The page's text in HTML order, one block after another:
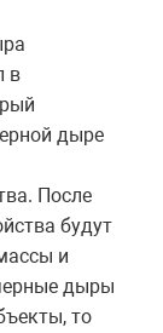
в
дыре
После
будут
и
дыры
то